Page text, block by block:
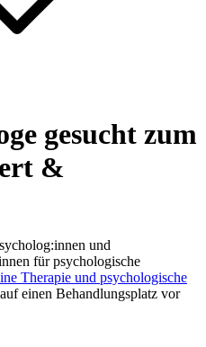
gesucht zum
&
und
für psychologische
Therapie und psychologische
einen Behandlungsplatz vor